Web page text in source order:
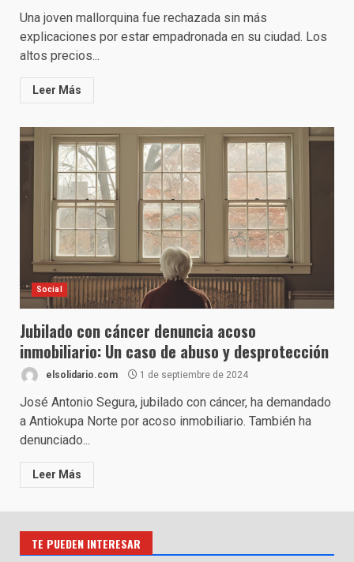
Una joven mallorquina fue rechazada sin más
explicaciones por estar empadronada en su ciudad. Los
altos precios...
Leer Más
Social
Jubilado con cáncer denuncia acoso
inmobiliario: Un caso de abuso y desprotección
elsolidario.com 1 de septiembre de 2024
José Antonio Segura, jubilado con cáncer, ha demandado
a Antiokupa Norte por acoso inmobiliario. También ha
denunciado...
Leer Más
TE PUEDEN INTERESAR